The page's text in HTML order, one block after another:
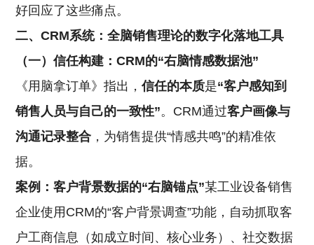
好回应了这些痛点。
二、CRM系统：全脑销售理论的数字化落地工具
（一）信任构建：CRM的“右脑情感数据池”
《用脑拿订单》指出，信任的本质是“客户感知到
销售人员与自己的一致性”。CRM通过客户画像与
沟通记录整合 ，为销售提供“情感共鸣”的精准依
据。
案例：客户背景数据的“右脑锚点”某工业设备销售
企业使用CRM的“客户背景调查”功能，自动抓取客
户工商信息（如成立时间、核心业务）、社交数据